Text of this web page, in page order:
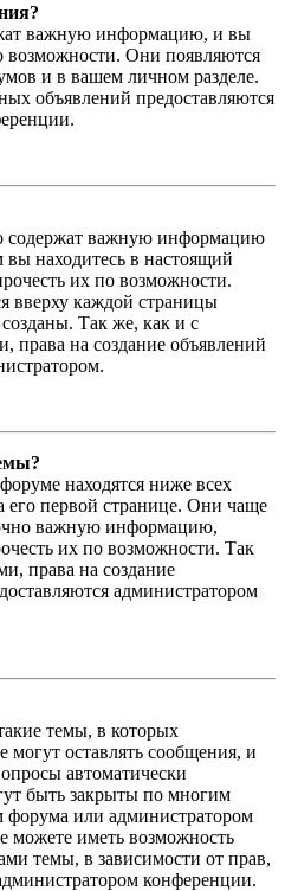
важную информацию, и вы
возможности. Они появляются
и в вашем личном разделе.
объявлений предоставляются
содержат важную информацию
вы находитесь в настоящий
их по возможности.
вверху каждой страницы
Так же, как и с
права на создание объявлений
находятся ниже всех
его первой странице. Они чаще
важную информацию,
их по возможности. Так
права на создание
администратором
темы, в которых
могут оставлять сообщения, и
автоматически
быть закрыты по многим
форума или администратором
можете иметь возможность
темы, в зависимости от прав,
конференции.